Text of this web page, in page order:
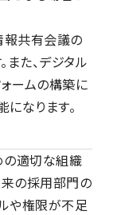
報共有会議の
た、デジタル
ームの構築に
になります。
の適切な組織
来の採用部門の
や権限が不足